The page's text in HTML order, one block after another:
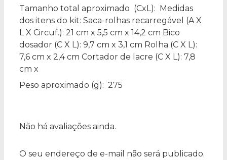
Tamanho total aproximado (CxL): Medidas
dos itens do kit: Saca-rolhas recarregável (A X
L X Circuf.): 21 cm x 5,5 cm x 14,2 cm Bico
dosador (C X L): 9,7 cm x 3,1 cm Rolha (C X L):
7,6 cm x 2,4 cm Cortador de lacre (C X L): 7,8
cm x
Peso aproximado (g): 275
Não há avaliações ainda.
O seu endereço de e-mail não será publicado.